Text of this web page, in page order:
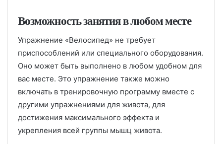
Возможность занятия в любом месте
Упражнение «Велосипед» не требует
приспособлений или специального оборудования.
Оно может быть выполнено в любом удобном для
вас месте. Это упражнение также можно
включать в тренировочную программу вместе с
другими упражнениями для живота, для
достижения максимального эффекта и
укрепления всей группы мышц живота.